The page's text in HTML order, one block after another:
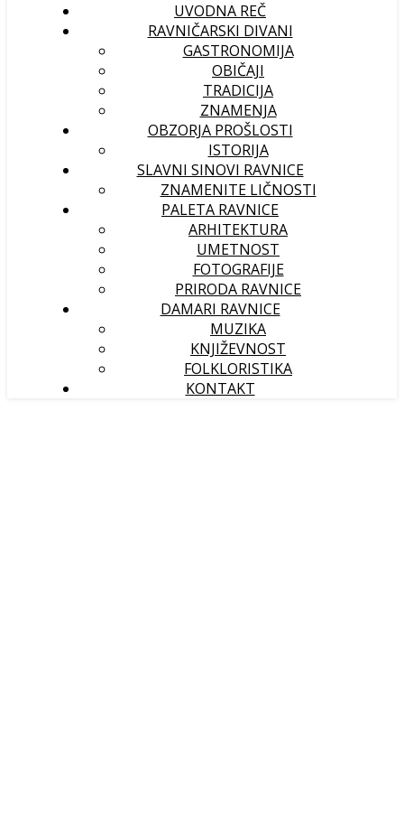
UVODNA REČ
RAVNIČARSKI DIVANI
GASTRONOMIJA
OBIČAJI
TRADICIJA
ZNAMENJA
OBZORJA PROŠLOSTI
ISTORIJA
SLAVNI SINOVI RAVNICE
ZNAMENITE LIČNOSTI
PALETA RAVNICE
ARHITEKTURA
UMETNOST
FOTOGRAFIJE
PRIRODA RAVNICE
DAMARI RAVNICE
MUZIKA
KNJIŽEVNOST
FOLKLORISTIKA
KONTAKT